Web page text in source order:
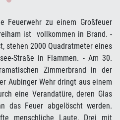
Feuerwehr zu einem Großfeuer
ist vollkommen in Brand. -
stehen 2000 Quadratmeter eines
Straße in Flammen. - Am 30.
Zimmerbrand in der
Aubinger Wehr dringt aus einem
eine Verandatüre, deren Glas
das Feuer abgelöscht werden.
menschliche Laute. Drei mit